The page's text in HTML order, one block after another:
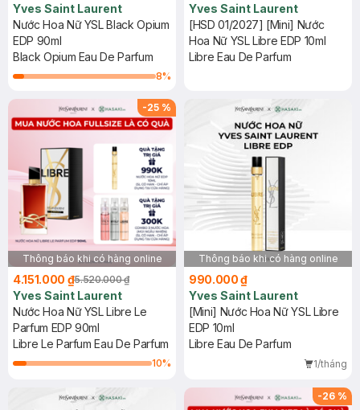
Yves Saint Laurent
Nước Hoa Nữ YSL Black Opium
EDP 90ml
Black Opium Eau De Parfum
8%
Yves Saint Laurent
[HSD 01/2027] [Mini] Nước
Hoa Nữ YSL Libre EDP 10ml
Libre Eau De Parfum
-25 %
Thông báo khi có hàng online
4.151.000 ₫5.520.000 ₫
Yves Saint Laurent
Nước Hoa Nữ YSL Libre Le
Parfum EDP 90ml
Libre Le Parfum Eau De Parfum
10%
Thông báo khi có hàng online
990.000 ₫
Yves Saint Laurent
[Mini] Nước Hoa Nữ YSL Libre
EDP 10ml
Libre Eau De Parfum
1/tháng
-26 %